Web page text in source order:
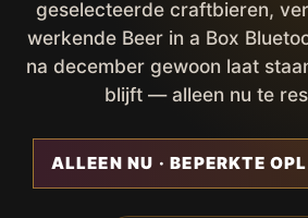
geselecteerde craftbieren,
werkende Beer in a Box
na december gewoon laat
blijft — alleen nu te
ALLEEN NU · BEPERKTE